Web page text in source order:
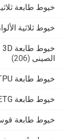
خيوط طابعة
خيوط ثلاثية
الصينى (206)
خيوط طابعة TPU ثلاثية الأبعاد مرنة
خيوط طابعة PETG ثلاثية الأبعاد
خيوط طابعة قوس